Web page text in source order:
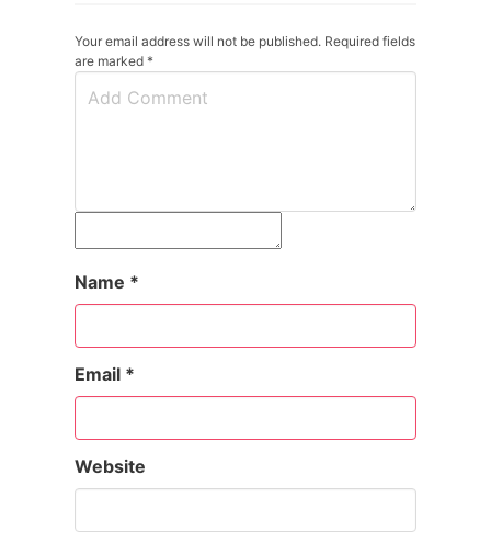
Your email address will not be published. Required fields
are marked *
Name *
Email *
Website